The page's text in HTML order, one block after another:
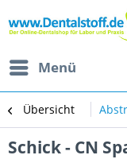
Menü
Übersicht
Schick - CN